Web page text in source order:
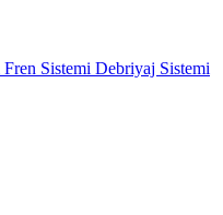
Fren Sistemi Debriyaj Sistemi